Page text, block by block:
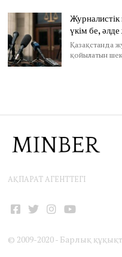
үкім бе,
Қазақстанда
қойылатын
АҚПАРАТ АГЕНТТЕГІ
© 2009-2020 - Барлық